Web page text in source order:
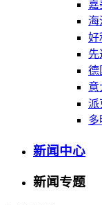
嘉
海
好
先
德
意
派
多
新闻中心
新闻专题